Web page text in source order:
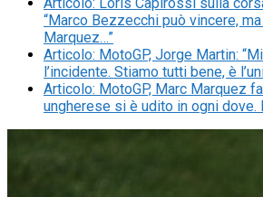
“Marco Bezzecchi può vincere,
Marquez…”
Articolo: MotoGP, Jorge Martin:
l’incidente. Stiamo tutti bene, è
Articolo: MotoGP, Marc Marquez
ungherese si è udito in ogni dove.